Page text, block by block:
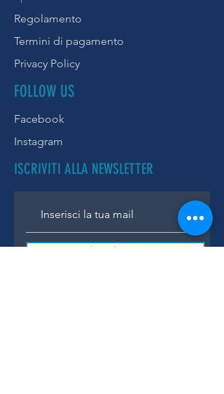
Regolamento
Termini di pagamento
Privacy Policy
FOLLOW US
Facebook
Instagram
ISCRIVITI ALLA NEWSLETTER
Subscribe Now